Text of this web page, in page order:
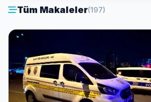
Tüm Makaleler(197)